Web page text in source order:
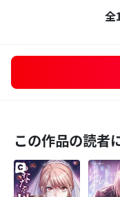
全
この作品の読者